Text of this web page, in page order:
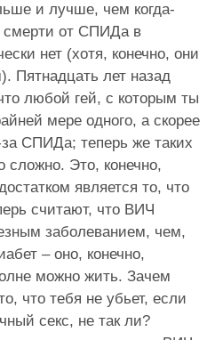
и лучше, чем когда-
смерти от СПИДа в
нет (хотя, конечно, они
Пятнадцать лет назад
любой гей, с которым ты
мере одного, а скорее
СПИДа; теперь же таких
сложно. Это, конечно,
является то, что
считают, что ВИЧ
заболеванием, чем,
– оно, конечно,
можно жить. Зачем
что тебя не убьет, если
секс, не так ли?